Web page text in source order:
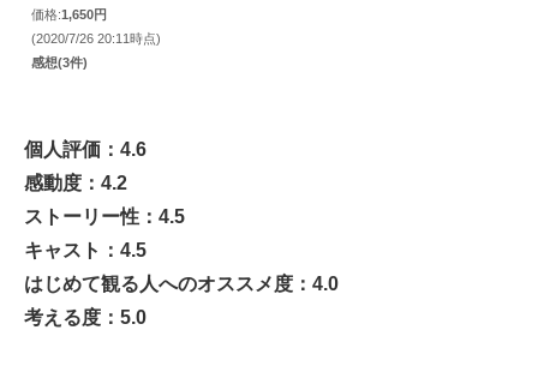
価格:1,650円
(2020/7/26 20:11時点)
感想(3件)
個人評価：4.6
感動度：4.2
ストーリー性：4.5
キャスト：4.5
はじめて観る人へのオススメ度：4.0
考える度：5.0